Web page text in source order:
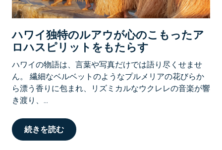
ハワイ独特のルアウが心のこもったア
ロハスピリットをもたらす
ハワイの物語は、言葉や写真だけでは語り尽くせませ
ん。 繊細なベルベットのようなプルメリアの花びらか
ら漂う香りに包まれ、リズミカルなウクレレの音楽が響
き渡り、...
続きを読む